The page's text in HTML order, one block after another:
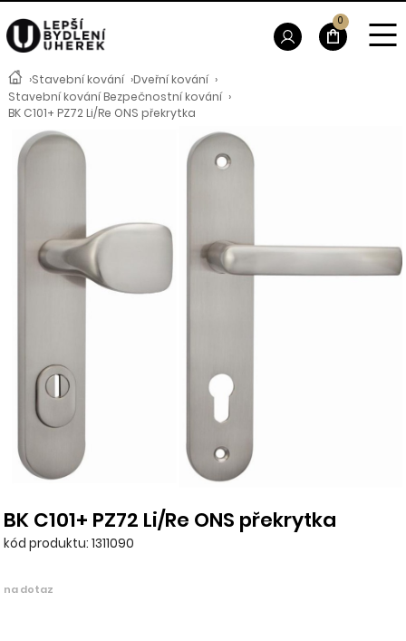
›Stavební kování ›Dveřní kování ›
Stavební kování Bezpečnostní kování ›
BK C101+ PZ72 Li/Re ONS překrytka
BK C101+ PZ72 Li/Re ONS překrytka
kód produktu: 1311090
na dotaz
0